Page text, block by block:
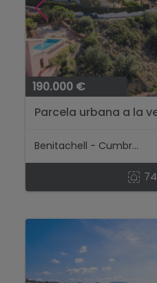
190.000 €
Parcela urbana a la
Benitachell - Cumbre Del Sol